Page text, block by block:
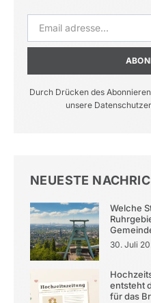
Durch Drücken des
unsere
NEUESTE
Welche
30. Juli
entsteht
für das